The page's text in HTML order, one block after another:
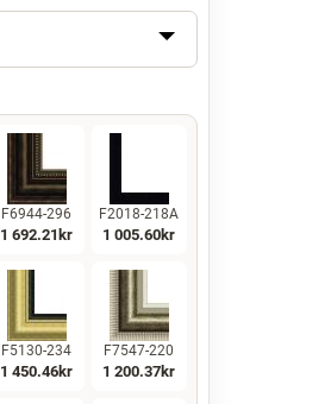
F6944-296
1 692.21 kr
F2018-218A
1 005.60kr
F5130-234
1 450.46kr
F7547-220
1 200.37kr